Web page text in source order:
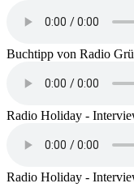
Buchtipp von Radio
Radio Holiday -
Radio Holiday -